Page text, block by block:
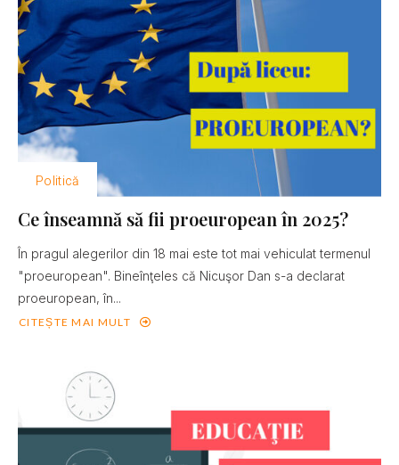
Politică
Ce înseamnă să fii proeuropean în 2025?
În pragul alegerilor din 18 mai este tot mai vehiculat termenul
"proeuropean". Bineînţeles că Nicuşor Dan s-a declarat
proeuropean, în...
CITEȘTE MAI MULT